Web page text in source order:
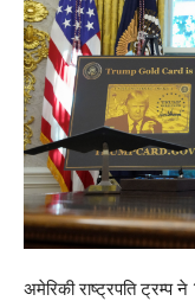
अमेरिकी राष्ट्रपति ट्रम्प